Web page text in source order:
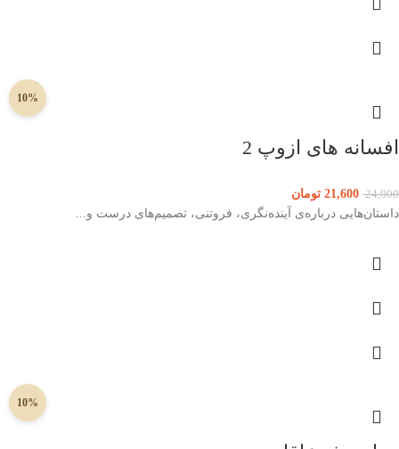
10%
افسانه های ازوپ 2
24,000
21,600 تومان
داستان‌هایی درباره‌ی آینده‌نگری، فروتنی، تصمیم‌های درست و...
10%